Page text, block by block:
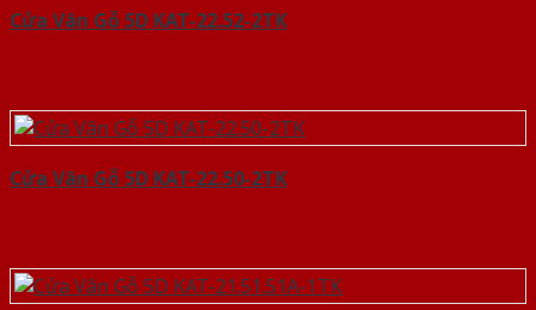
Cửa Vân Gỗ 5D KAT-22.52-2TK
Cửa Vân Gỗ 5D KAT-22.50-2TK